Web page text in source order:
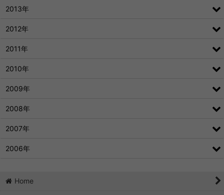
2013年
2012年
2011年
2010年
2009年
2008年
2007年
2006年
Home